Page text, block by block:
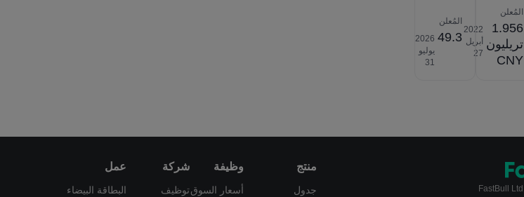
المُعلن
1.956
تريليون
CNY
2022‎
أبريل
‎27
المُعلن
49.3
2026‎
يوليو
‎31
منتج
جدول
وظيفة
أسعار السوق
شركة
توظيف
عمل
البطاقة البيضاء